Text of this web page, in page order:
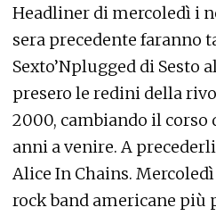
Headliner di mercoledì i
sera precedente faranno
Sexto’Nplugged di Sesto
presero le redini della
2000, cambiando il corso
anni a venire. A
Alice In Chains.
rock band americane più